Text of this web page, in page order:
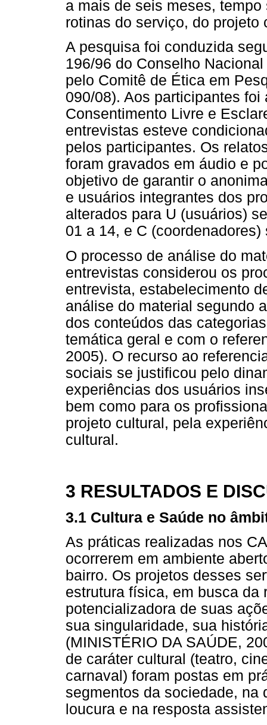
a mais de seis meses,
rotinas do serviço, do
A pesquisa foi conduzida
196/96 do Conselho
pelo Comitê de Ética em
090/08). Aos participantes foi
Consentimento Livre e
entrevistas esteve
pelos participantes. Os
foram gravados em áudio e
objetivo de garantir o
e usuários integrantes dos
alterados para U (usuários)
01 a 14, e C
O processo de análise do
entrevistas considerou os
entrevista, estabelecimento
análise do material segundo
dos conteúdos das
temática geral e com o
2005). O recurso ao
sociais se justificou pelo
experiências dos usuários
bem como para os
projeto cultural, pela
cultural.
3 RESULTADOS E
3.1 Cultura e Saúde no
As práticas realizadas nos
ocorrerem em ambiente
bairro. Os projetos desses
estrutura física, em busca da
potencializadora de suas
sua singularidade, sua
(MINISTÉRIO DA SAÚDE,
de caráter cultural (teatro,
carnaval) foram postas em
segmentos da sociedade, na
loucura e na resposta